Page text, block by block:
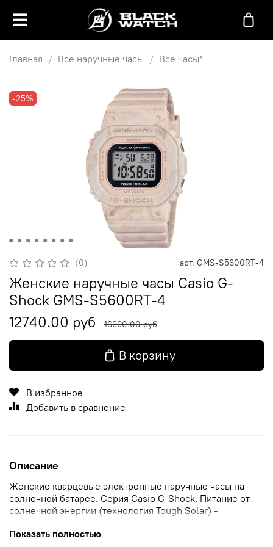
Главная Все наручные часы Все часы*
-25%
(0) арт. GMS-S5600RT-4
Женские наручные часы Casio G-
Shock GMS-S5600RT-4
12740.00 руб
16990.00 руб
В корзину
В избранное
Добавить в сравнение
Описание
Женские кварцевые электронные наручные часы на
солнечной батарее. Серия Casio G-Shock. Питание от
солнечной энергии (технология Tough Solar) -
панель и аккумулятор, подзаряжаемый при попадании
Показать полностью